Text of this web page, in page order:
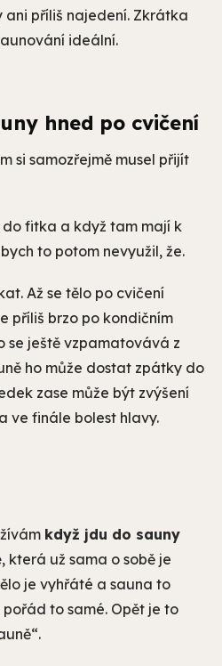
ani příliš najedení. Zkrátka
ideální.
hned po cvičení
si samozřejmě musel přijít
fitka a když tam mají k
to potom nevyužil, že.
Až se tělo po cvičení
příliš brzo po kondičním
se ještě vzpamatovává z
ho může dostat zpátky do
zase může být zvýšení
ve finále bolest hlavy.
když jdu do sauny
, která už sama o sobě je
je vyhřáté a sauna to
to samé. Opět je to